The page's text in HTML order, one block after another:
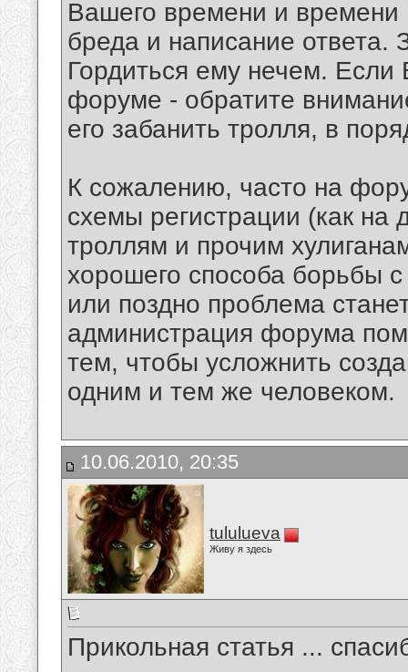
Вашего времени и
бреда и написание ответа.
Гордиться ему нечем.
форуме - обратите
его забанить тролля, в
К сожалению, часто на
схемы регистрации (как на
троллям и прочим
хорошего способа борьбы
или поздно проблема
администрация форума
тем, чтобы усложнить
одним и тем же человеком.
10.06.2010, 20:35
tululueva
Живу я здесь
Прикольная статья ...